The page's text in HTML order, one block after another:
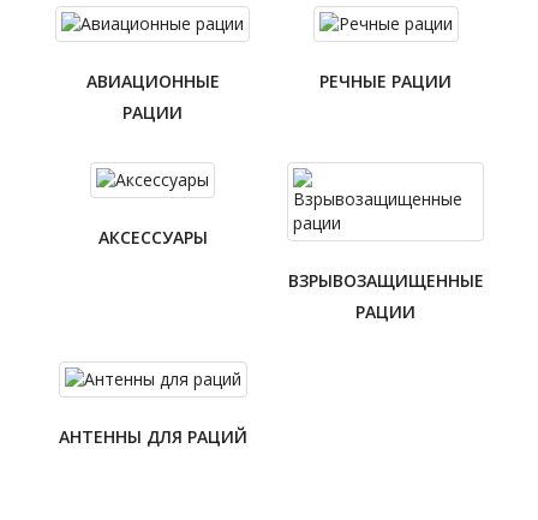
АВИАЦИОННЫЕ
РАЦИИ
РЕЧНЫЕ РАЦИИ
АКСЕССУАРЫ
ВЗРЫВОЗАЩИЩЕННЫЕ
РАЦИИ
АНТЕННЫ ДЛЯ РАЦИЙ